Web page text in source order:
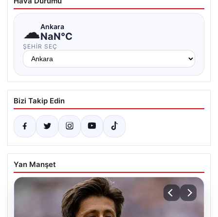
☁Ankara
NaN°C
ŞEHIR SEÇ
Bizi Takip Edin
Yan Manşet